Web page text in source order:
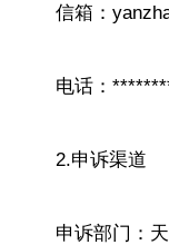
信箱：
电话：
2.申诉渠道
申诉部门：天